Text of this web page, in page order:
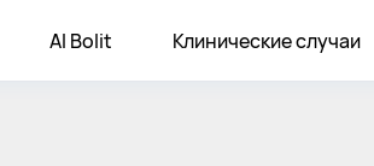
AI Bolit Клинические случаи